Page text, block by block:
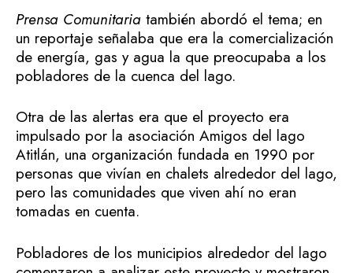
Prensa Comunitaria también abordó el tema; en
un reportaje señalaba que era la comercialización
de energía, gas y agua la que preocupaba a los
pobladores de la cuenca del lago.
Otra de las alertas era que el proyecto era
impulsado por la asociación Amigos del lago
Atitlán, una organización fundada en 1990 por
personas que vivían en chalets alrededor del lago,
pero las comunidades que viven ahí no eran
tomadas en cuenta.
Pobladores de los municipios alrededor del lago